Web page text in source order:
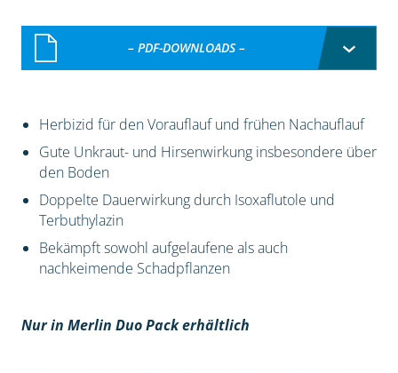
– PDF-DOWNLOADS –
Herbizid für den Vorauflauf und frühen Nachauflauf
Gute Unkraut- und Hirsenwirkung insbesondere über
den Boden
Doppelte Dauerwirkung durch Isoxaflutole und
Terbuthylazin
Bekämpft sowohl aufgelaufene als auch
nachkeimende Schadpflanzen
Nur in Merlin Duo Pack erhältlich